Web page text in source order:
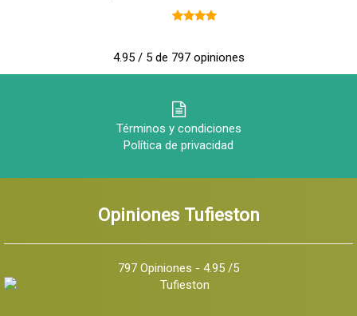
4.95 / 5 de 797 opiniones
Términos y condiciones
Política de privacidad
Opiniones Tufieston
797 Opiniones - 4.95 /5